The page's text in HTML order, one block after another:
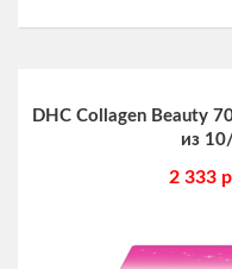
DHC Collagen Beauty
из
2 333